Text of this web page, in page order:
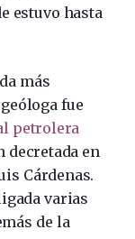
estuvo hasta
más
fue
petrolera
decretada en
Cárdenas.
varias
de la